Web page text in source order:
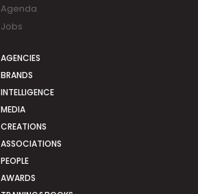
Agenda
Jobs
AGENCIES
BRANDS
INTELLIGENCE
MEDIA
CREATIONS
ASSOCIATIONS
PEOPLE
AWARDS